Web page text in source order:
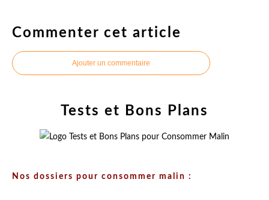
Commenter cet article
Ajouter un commentaire
Tests et Bons Plans
Nos dossiers pour consommer malin :